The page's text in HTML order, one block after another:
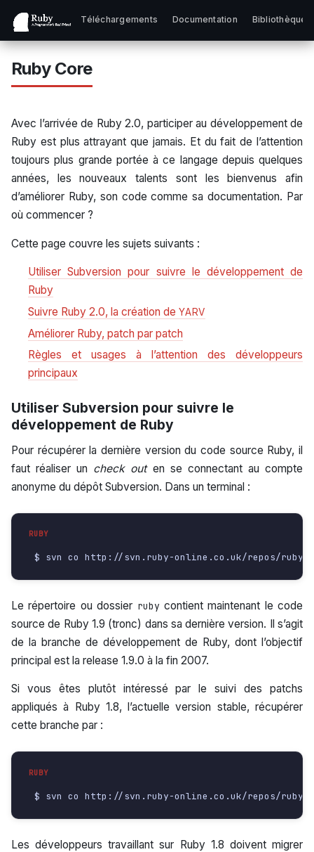
Téléchargements Documentation Bibliothèques
Ruby Core
Avec l’arrivée de Ruby 2.0, participer au développement de
Ruby est plus attrayant que jamais. Et du fait de l’attention
toujours plus grande portée à ce langage depuis quelques
années, les nouveaux talents sont les bienvenus afin
d’améliorer Ruby, son code comme sa documentation. Par
où commencer ?
Cette page couvre les sujets suivants :
Utiliser Subversion pour suivre le développement de
Ruby
Suivre Ruby 2.0, la création de YARV
Améliorer Ruby, patch par patch
Règles et usages à l’attention des développeurs
principaux
Utiliser Subversion pour suivre le
développement de Ruby
Pour récupérer la dernière version du code source Ruby, il
faut réaliser un check outen se connectant au compte
anonyme du dépôt Subversion. Dans un terminal :
Le répertoire ou dossier ruby contient maintenant le code
source de Ruby 1.9 (tronc) dans sa dernière version. Il s’agit
de la branche de développement de Ruby, dont l’objectif
principal est la release 1.9.0 à la fin 2007.
Si vous êtes plutôt intéressé par le suivi des patchs
appliqués à Ruby 1.8, l’actuelle version stable, récupérer
cette branche par :
Les développeurs travaillant sur Ruby 1.8 doivent migrer